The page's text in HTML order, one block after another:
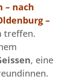
– nach
–
treffen.
, eine